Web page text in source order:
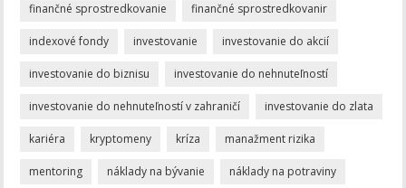
finančné sprostredkovanie finančné sprostredkovanir
indexové fondy investovanie investovanie do akcií
investovanie do biznisu investovanie do nehnuteľností
investovanie do nehnuteľností v zahraničí investovanie do zlata
kariéra kryptomeny kríza manažment rizika
mentoring náklady na bývanie náklady na potraviny